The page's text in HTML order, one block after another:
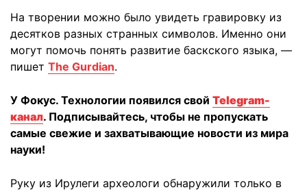
На творении можно было увидеть гравировку из
десятков разных странных символов. Именно они
могут помочь понять развитие баскского языка, —
пишет The Gurdian.
У Фокус. Технологии появился свой Telegram-
канал. Подписывайтесь, чтобы не пропускать
самые свежие и захватывающие новости из мира
науки!
Руку из Ирулеги археологи обнаружили только в